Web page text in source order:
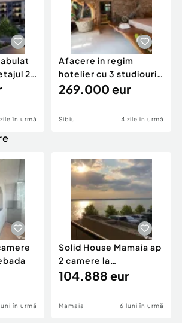
2
în urmă
Afacere in regim
hotelier cu 3 studiouri
in zona Centrului I
269.000 eur
Sibiu 4 zile în urmă
în urmă
Solid House Mamaia ap
2 camere la
cheie,langa Mega
104.888 eur
Mamaia 6 luni în urmă